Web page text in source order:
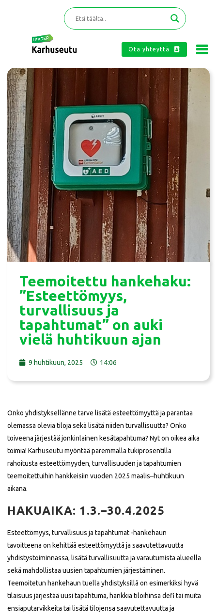
Ota yhteyttä
Teemoitettu hankehaku:
”Esteettömyys,
turvallisuus ja
tapahtumat” on auki
vielä huhtikuun ajan
9 huhtikuun, 2025 14:06
Onko yhdistyksellänne tarve lisätä esteettömyyttä ja parantaa
olemassa olevia tiloja sekä lisätä niiden turvallisuutta? Onko
toiveena järjestää jonkinlainen kesätapahtuma? Nyt on oikea aika
toimia! Karhuseutu myöntää paremmalla tukiprosentilla
rahoitusta esteettömyyden, turvallisuuden ja tapahtumien
teemoitettuihin hankkeisiin vuoden 2025 maalis–huhtikuun
aikana.
HAKUAIKA: 1.3.–30.4.2025
Esteettömyys, turvallisuus ja tapahtumat -hankehaun
tavoitteena on kehittää esteettömyyttä ja saavutettavuutta
yhdistystoiminnassa, lisätä turvallisuutta ja varautumista alueella
sekä mahdollistaa uusien tapahtumien järjestäminen.
Teemoitetun hankehaun tuella yhdistyksillä on esimerkiksi hyvä
tilaisuus järjestää uusi tapahtuma, hankkia tiloihinsa defi tai muita
ensiaputarvikkeita tai lisätä tilojensa saavutettavuutta ja